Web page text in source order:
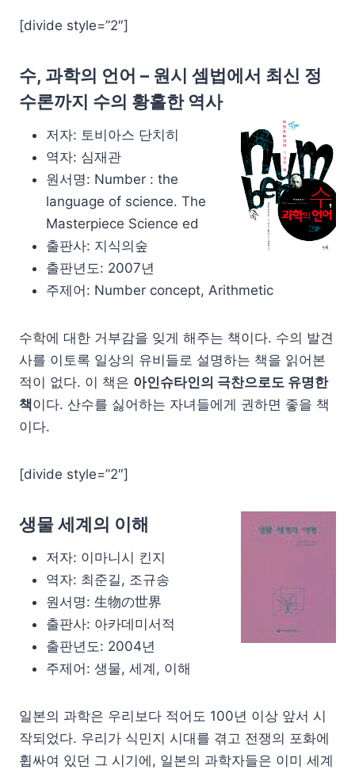
[divide style=”2″]
수, 과학의 언어 – 원시 셈법에서 최신 정
수론까지 수의 황홀한 역사
저자: 토비아스 단치히
역자: 심재관
원서명: Number : the
language of science. The
Masterpiece Science ed
출판사: 지식의숲
출판년도: 2007년
주제어: Number concept, Arithmetic
수학에 대한 거부감을 잊게 해주는 책이다. 수의 발견
사를 이토록 일상의 유비들로 설명하는 책을 읽어본
적이 없다. 이 책은 아인슈타인의 극찬으로도 유명한
책이다. 산수를 싫어하는 자녀들에게 권하면 좋을 책
이다.
[divide style=”2″]
생물 세계의 이해
저자: 이마니시 킨지
역자: 최준길, 조규송
원서명: 生物の世界
출판사: 아카데미서적
출판년도: 2004년
주제어: 생물, 세계, 이해
일본의 과학은 우리보다 적어도 100년 이상 앞서 시
작되었다. 우리가 식민지 시대를 겪고 전쟁의 포화에
휩싸여 있던 그 시기에, 일본의 과학자들은 이미 세계